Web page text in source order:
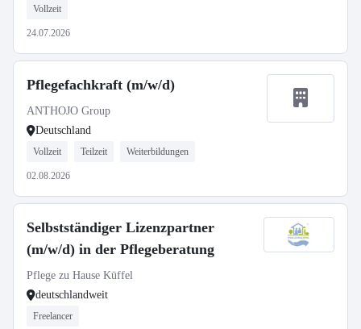
Vollzeit
24.07.2026
Pflegefachkraft (m/w/d)
ANTHOJO Group
Deutschland
Vollzeit Teilzeit Weiterbildungen
02.08.2026
Selbstständiger Lizenzpartner
(m/w/d) in der Pflegeberatung
Pflege zu Hause Küffel
deutschlandweit
Freelancer